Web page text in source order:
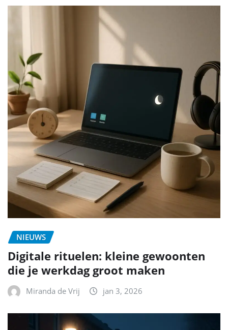
NIEUWS
Digitale rituelen: kleine gewoonten
die je werkdag groot maken
Miranda de Vrij jan 3, 2026